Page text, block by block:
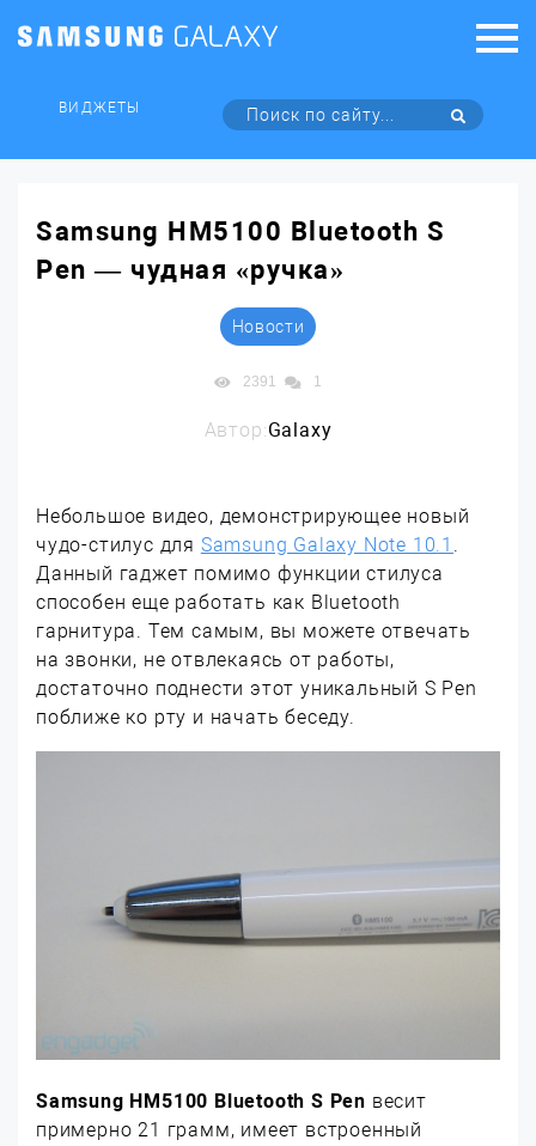
ВИДЖЕТЫ
Samsung HM5100 Bluetooth S
Pen — чудная «ручка»
Новости
2391 1
Автор:Galaxy
Небольшое видео, демонстрирующее новый
чудо-стилус для Samsung Galaxy Note 10.1 .
Данный гаджет помимо функции стилуса
способен еще работать как Bluetooth
гарнитура. Тем самым, вы можете отвечать
на звонки, не отвлекаясь от работы,
достаточно поднести этот уникальный S Pen
поближе ко рту и начать беседу.
Samsung HM5100 Bluetooth S Pen весит
примерно 21 грамм, имеет встроенный